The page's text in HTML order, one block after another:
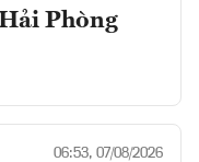
Phòng
06:53, 07/08/2026